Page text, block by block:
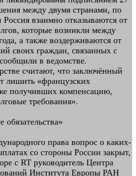
между двумя странами, по
взаимно отказываются от
которые возникли между
а также воздерживаются от
своих граждан, связанных с
в ведомстве.
считают, что заключённый
лишить «французских
получивших компенсацию,
требования».
обязательства»
права вопрос о каких-
со стороны России закрыт,
с RT руководитель Центра
Института Европы РАН